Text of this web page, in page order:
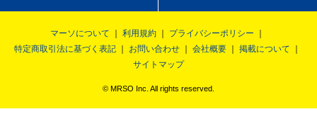
マーソについて 利用規約
プライバシーポリシー
特定商取引法に基づく表記
お問い合わせ 会社概要
掲載について
サイトマップ
© MRSO Inc. All rights reserved.